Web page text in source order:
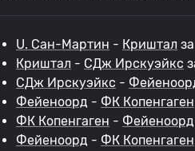
U. Сан-Мартин - Криштал
Криштал - СДж Ирскуэйкс
СДж Ирскуэйкс -
Фейеноорд - ФК Копенгаген
ФК Копенгаген - Фейеноорд
Фейеноорд - ФК Копенгаген